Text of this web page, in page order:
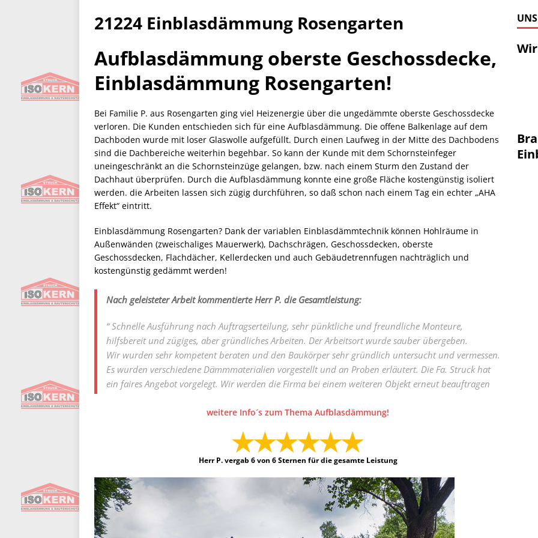
21224 Einblasdämmung Rosengarten
Aufblasdämmung oberste Geschossdecke,
Einblasdämmung Rosengarten!
Bei Familie P. aus Rosengarten ging viel Heizenergie über die ungedämmte oberste Geschossdecke
verloren. Die Kunden entschieden sich für eine Aufblasdämmung. Die offene Balkenlage auf dem
Dachboden wurde mit loser Glaswolle aufgefüllt. Durch einen Laufweg in der Mitte des Dachbodens
sind die Dachbereiche weiterhin begehbar. So kann der Kunde mit dem Schornsteinfeger
uneingeschränkt an die Schornsteinzüge gelangen, bzw. nach einem Sturm den Zustand der
Dachhaut überprüfen. Durch die Aufblasdämmung konnte eine große Fläche kostengünstig isoliert
werden. die Arbeiten lassen sich zügig durchführen, so daß schon nach einem Tag ein echter „AHA
Effekt“ eintritt.
Einblasdämmung Rosengarten? Dank der variablen Einblasdämmtechnik können Hohlräume in
Außenwänden (zweischaliges Mauerwerk), Dachschrägen, Geschossdecken, oberste
Geschossdecken, Flachdächer, Kellerdecken und auch Gebäudetrennfugen nachträglich und
kostengünstig gedämmt werden!
Nach geleisteter Arbeit kommentierte Herr P. die Gesamtleistung:
“ Schnelle Ausführung nach Auftragserteilung, sehr pünktliche und freundliche Monteure,
hilfsbereit und zügiges, aber gründliches Arbeiten. Der Arbeitsort wurde sauber übergeben.
Wir wurden sehr kompetent beraten und den Baukörper sehr gründlich untersucht und vermessen.
Es wurden verschiedene Dämmmaterialien vorgestellt und an Proben erläutert. Die Fa. Struck hat
ein faires Angebot vorgelegt. Wir werden die Firma bei einem weiteren Objekt erneut beauftragen
weitere Info´s zum Thema Aufblasdämmung!
Herr P. vergab 6 von 6 Sternen für die gesamte Leistung